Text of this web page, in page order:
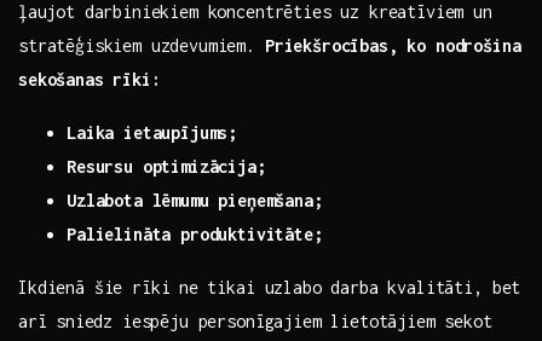
⁣ļaujot darbiniekiem koncentrēties uz kreatīviem ⁣un
stratēģiskiem uzdevumiem. Priekšrocības, ko nodrošina
sekošanas rīki:
Laika ietaupījums;
Resursu optimizācija;
Uzlabota ‍lēmumu pieņemšana;
Palielināta produktivitāte;
Ikdienā šie rīki⁣ ne⁢ tikai uzlabo darba kvalitāti, bet
⁤arī⁢ sniedz iespēju personīgajiem lietotājiem ​sekot